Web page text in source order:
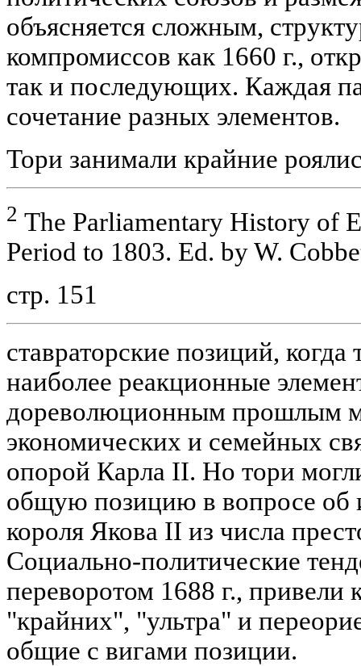
объясняется сложным,
компромиссов как 1660 г.,
так и последующих. Каждая
сочетание разных элементов.
Тори занимали крайние
2 The Parliamentary History of
Period to 1803. Ed. by W.
стр. 151
ставраторские позиций, когда
наиболее реакционные
дореволюционным прошлым
экономических и семейных
опорой Карла II. Но тори
общую позицию в вопросе об
короля Якова II из числа
Социально-политические
переворотом 1688 г., привели
"крайних", "ультра" и
общие с вигами позиции.